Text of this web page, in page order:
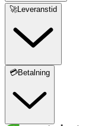
🚀Leveranstid
💳Betalning